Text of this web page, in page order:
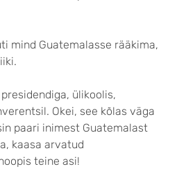
mind Guatemalasse rääkima,
ülikoolis,
Okei, see kõlas väga
paari inimest Guatemalast
kaasa arvatud
teine asi!